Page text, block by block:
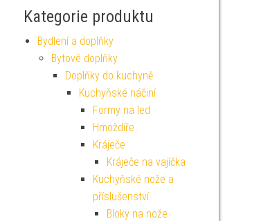
Kategorie produktu
Bydlení a doplňky
Bytové doplňky
Doplňky do kuchyně
Kuchyňské náčiní
Formy na led
Hmoždíře
Kráječe
Kráječe na vajíčka
Kuchyňské nože a
příslušenství
Bloky na nože